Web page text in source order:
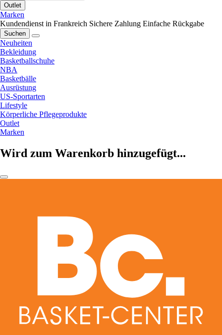
Outlet
Marken
Kundendienst in Frankreich Sichere Zahlung Einfache Rückgabe
Suchen
Neuheiten
Bekleidung
Basketballschuhe
NBA
Basketbälle
Ausrüstung
US-Sportarten
Lifestyle
Körperliche Pflegeprodukte
Outlet
Marken
Wird zum Warenkorb hinzugefügt...